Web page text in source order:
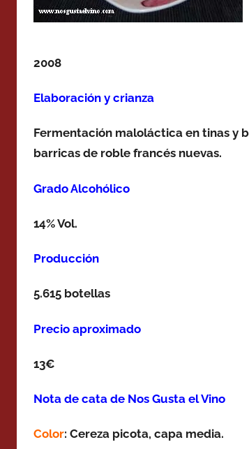
2008
Elaboración y crianza
Fermentación maloláctica en tinas y
barricas de roble francés nuevas.
Grado Alcohólico
14% Vol.
Producción
5.615 botellas
Precio aproximado
13€
Nota de cata de Nos Gusta el Vino
Color: Cereza picota, capa media.